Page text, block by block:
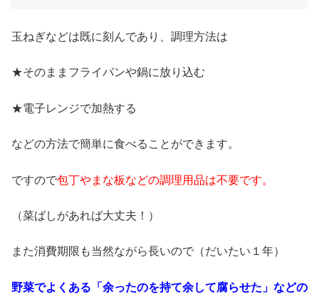
玉ねぎなどは既に刻んであり、調理方法は
★そのままフライパンや鍋に放り込む
★電子レンジで加熱する
などの方法で簡単に食べることができます。
ですので包丁やまな板などの調理用品は不要です。
（菜ばしがあれば大丈夫！）
また消費期限も当然ながら長いので（だいたい１年）
野菜でよくある「余ったのを持て余して腐らせた」 などの